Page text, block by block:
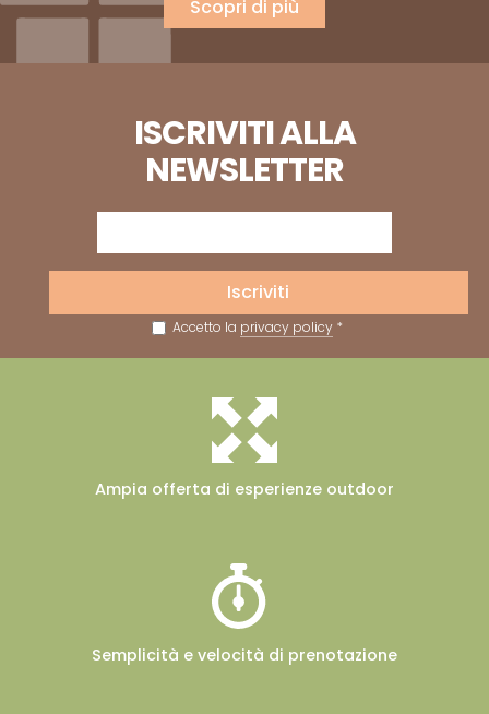
Scopri di più
ISCRIVITI ALLA
NEWSLETTER
Accetto la privacy policy*
Iscriviti
Ampia offerta di esperienze outdoor
Semplicità e velocità di prenotazione